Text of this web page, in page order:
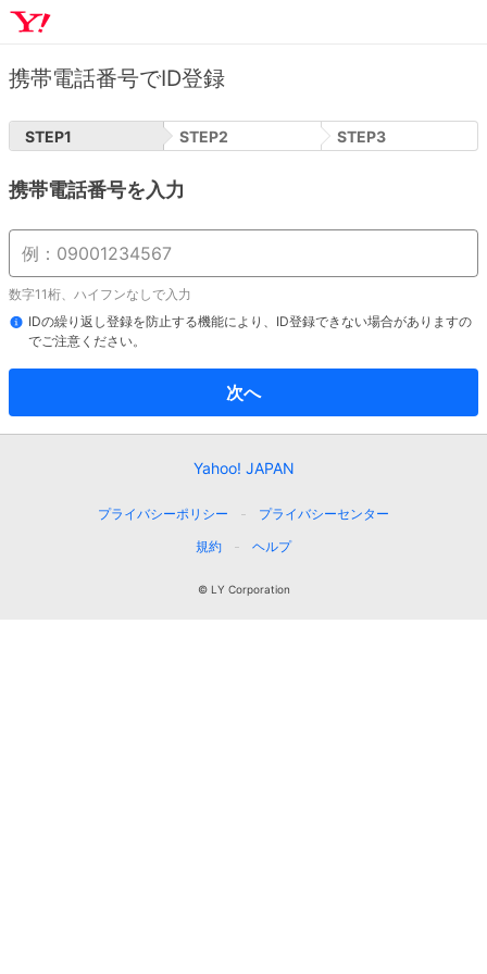
携帯電話番号でID登録
STEP1 STEP2 STEP3
携帯電話番号を入力
数字11桁、ハイフンなしで入力
IDの繰り返し登録を防止する機能により、ID登録できない場合がありますの
でご注意ください。
次へ
Yahoo! JAPAN
プライバシーポリシー
プライバシーセンター
規約
ヘルプ
© LY Corporation